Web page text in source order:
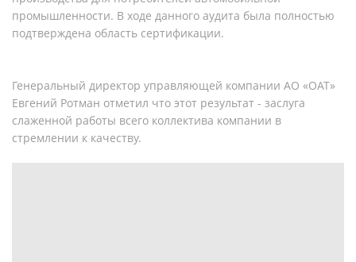
промышленности. В ходе данного аудита была полностью
подтверждена область сертификации.
Генеральный директор управляющей компании АО «ОАТ»
Евгений Ротман отметил что этот результат - заслуга
слаженной работы всего коллектива компании в
стремлении к качеству.